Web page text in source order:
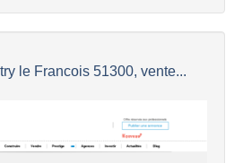
le Francois 51300, vente...